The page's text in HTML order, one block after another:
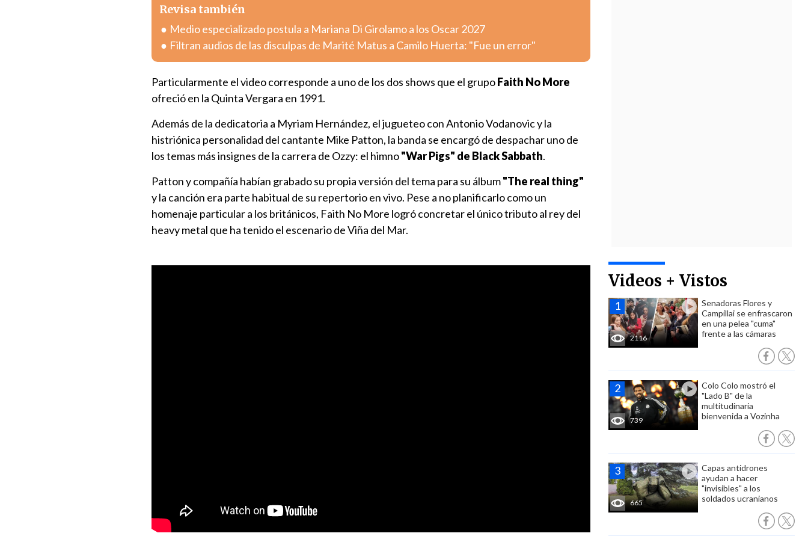
Videos + Vistos
2116
Senadoras Flores y
Campillai se enfrascaron
en una pelea "cuma"
frente a las cámaras
739
Colo Colo mostró el
"Lado B" de la
multitudinaria
bienvenida a Vozinha
665
Capas antidrones
ayudan a hacer
"invisibles" a los
soldados ucranianos
Revisa también
Medio especializado postula a Mariana Di Girolamo a los Oscar 2027
Filtran audios de las disculpas de Marité Matus a Camilo Huerta: "Fue un error"
Particularmente el video corresponde a uno de los dos shows que el grupoFaith No More
ofreció en la Quinta Vergara en 1991.
Además de la dedicatoria a Myriam Hernández, el jugueteo con Antonio Vodanovic y la
histriónica personalidad del cantante Mike Patton, la banda se encargó de despachar uno de
los temas más insignes de la carrera de Ozzy: el himno"War Pigs" de Black Sabbath.
Patton y compañía habían grabado su propia versión del tema para su álbum"The real thing"
y la canción era parte habitual de su repertorio en vivo. Pese a no planificarlo como un
homenaje particular a los británicos, Faith No More logró concretar el único tributo al rey del
heavy metal que ha tenido el escenario de Viña del Mar.